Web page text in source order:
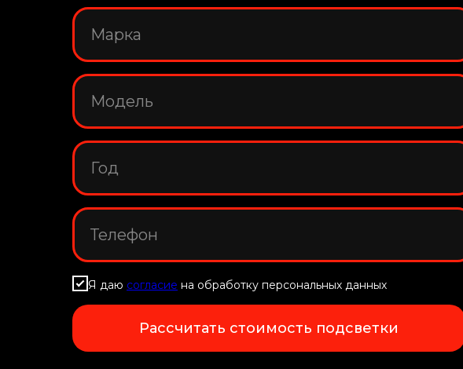
Я даю согласие на обработку персональных данных
Рассчитать стоимость подсветки